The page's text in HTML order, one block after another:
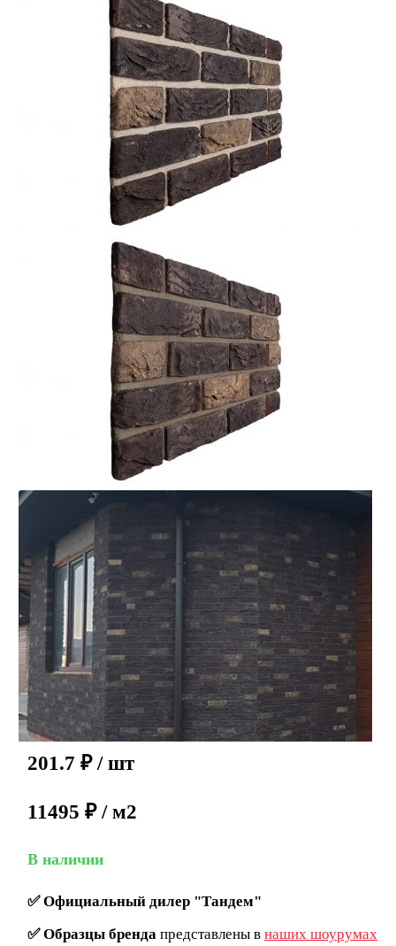
201.7 ₽ / шт
11495 ₽ / м2
В наличии
✅Официальный дилер "Тандем"
✅Образцы брендапредставлены в наших шоурумах